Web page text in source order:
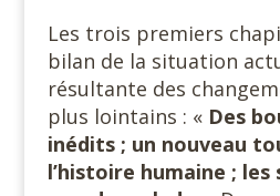
Les trois premiers
bilan de la situation
résultante des
plus lointains : « Des
inédits ; un nouveau
l’histoire humaine ; les